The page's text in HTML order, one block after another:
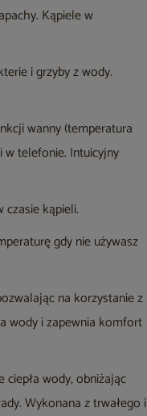
Kąpiele w
i grzyby z wody.
wanny (temperatura
w telefonie. Intuicyjny
czasie kąpieli.
gdy nie używasz
na korzystanie z
wody i zapewnia komfort
wody, obniżając
Wykonana z trwałego i